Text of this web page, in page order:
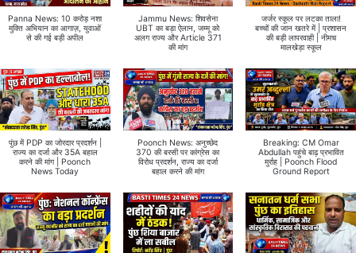
Panna News: 10 करोड़ नशा
मुक्ति अभियान का आगाज़, युवाओं
से की गई बड़ी अपील
Jammu News: शिवसेना
UBT का बड़ा ऐलान, जम्मू को
अलग राज्य और Article 371
की मांग
जर्जर स्कूल पर लटका ताला!
बच्चों की जान खतरे में | प्रशासन
की बड़ी लापरवाही | नीमच
मालखेड़ा स्कूल
पुंछ में PDP का जोरदार प्रदर्शन |
राज्य का दर्जा और 35A बहाल
करने की मांग | Poonch
News Today
Poonch News: अनुच्छेद
370 की बरसी पर कांग्रेस का
विरोध प्रदर्शन, राज्य का दर्जा
बहाल करने की मांग
Breaking: CM Omar
Abdullah पहुंचे बाढ़ प्रभावित
मुर्राह | Poonch Flood
Ground Report